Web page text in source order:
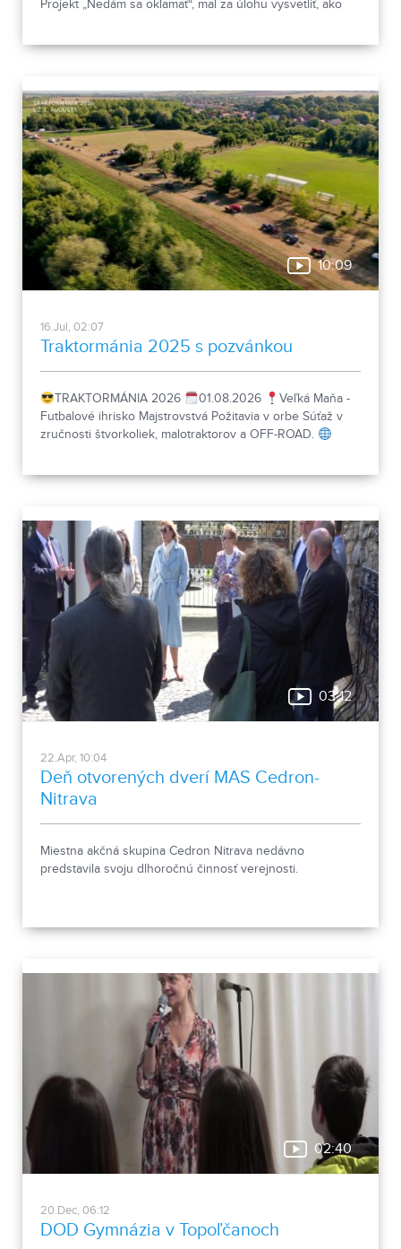
Projekt „Nedám sa oklamať“, mal za úlohu vysvetliť, ako
10:09
16.Jul, 02:07
Traktormánia 2025 s pozvánkou
TRAKTORMÁNIA 2026 01.08.2026
Veľká Maňa -
Futbalové ihrisko Majstrovstvá Požitavia v orbe Súťaž v
zručnosti štvorkoliek, malotraktorov a OFF-ROAD.
03:12
22.Apr, 10:04
Deň otvorených dverí MAS Cedron-
Nitrava
Miestna akčná skupina Cedron Nitrava nedávno
predstavila svoju dlhoročnú činnosť verejnosti.
02:40
20.Dec, 06:12
DOD Gymnázia v Topoľčanoch